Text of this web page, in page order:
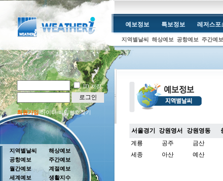
ID 저장
로그인
회원가입아이디/비밀번호찾기
예보정보 특보정보 레저스포
지역별날씨 해상예보 공항예보 주간예보
지역별날씨
공항예보
월간예보
세계예보
해상예보
주간예보
계절예보
생활지수
서울경기 강원영서 강원영동
계룡
공주
금산
세종
아산 예산